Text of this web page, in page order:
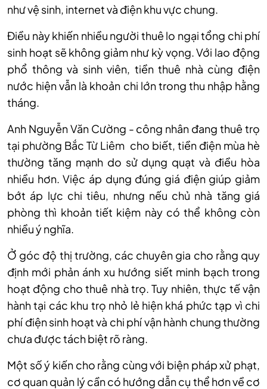
như vệ sinh, internet và điện khu vực chung.
Điều này khiến nhiều người thuê lo ngại tổng chi phí
sinh hoạt sẽ không giảm như kỳ vọng. Với lao động
phổ thông và sinh viên, tiền thuê nhà cùng điện
nước hiện vẫn là khoản chi lớn trong thu nhập hằng
tháng.
Anh Nguyễn Văn Cường - công nhân đang thuê trọ
tại phường Bắc Từ Liêm cho biết, tiền điện mùa hè
thường tăng mạnh do sử dụng quạt và điều hòa
nhiều hơn. Việc áp dụng đúng giá điện giúp giảm
bớt áp lực chi tiêu, nhưng nếu chủ nhà tăng giá
phòng thì khoản tiết kiệm này có thể không còn
nhiều ý nghĩa.
Ở góc độ thị trường, các chuyên gia cho rằng quy
định mới phản ánh xu hướng siết minh bạch trong
hoạt động cho thuê nhà trọ. Tuy nhiên, thực tế vận
hành tại các khu trọ nhỏ lẻ hiện khá phức tạp vì chi
phí điện sinh hoạt và chi phí vận hành chung thường
chưa được tách biệt rõ ràng.
Một số ý kiến cho rằng cùng với biện pháp xử phạt,
cơ quan quản lý cần có hướng dẫn cụ thể hơn về cơ